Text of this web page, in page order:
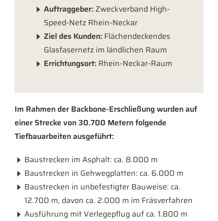
Auftraggeber:Zweckverband High-
Speed-Netz Rhein-Neckar
Ziel des Kunden:Flächendeckendes
Glasfasernetz im ländlichen Raum
Errichtungsort: Rhein-Neckar-Raum
Im Rahmen der Backbone-Erschließung wurden auf
einer Strecke von 30.700 Metern folgende
Tiefbauarbeiten ausgeführt:
Baustrecken im Asphalt: ca. 8.000 m
Baustrecken in Gehwegplatten: ca. 6.000 m
Baustrecken in unbefestigter Bauweise: ca.
12.700 m, davon ca. 2.000 m im Fräsverfahren
Ausführung mit Verlegepflug auf ca. 1.800 m